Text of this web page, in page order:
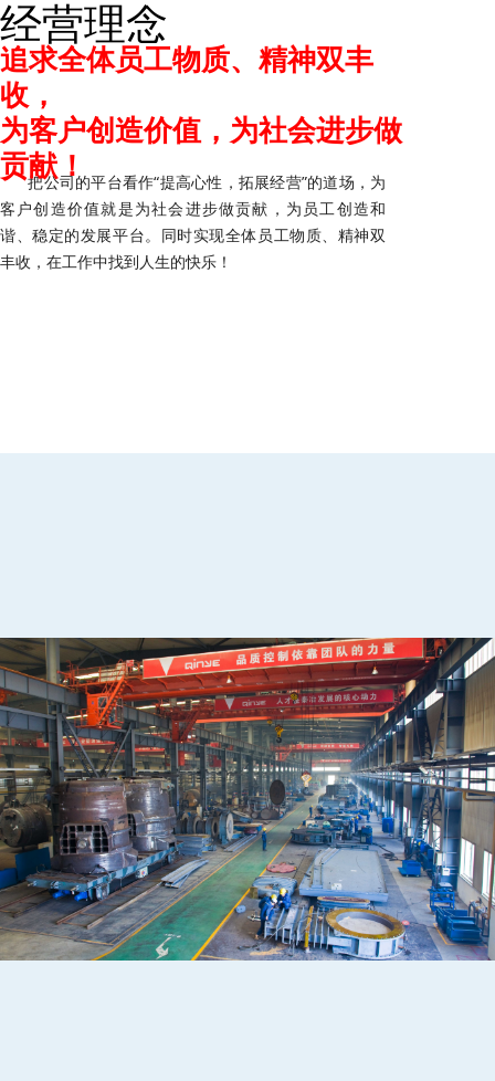
追求全体员工物质、精神双丰
收，
为客户创造价值，为社会进步做
贡献！
经营理念
把公司的平台看作“提高心性，拓展经营”的道场，为
客户创造价值就是为社会进步做贡献，为员工创造和
谐、稳定的发展平台。同时实现全体员工物质、精神双
丰收，在工作中找到人生的快乐！